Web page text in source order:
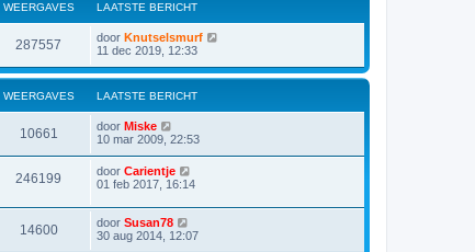
WEERGAVES LAATSTE BERICHT
287557 door Knutselsmurf
11 dec 2019, 12:33
WEERGAVES LAATSTE BERICHT
10661 door Miske
10 mar 2009, 22:53
246199 door Carientje
01 feb 2017, 16:14
14600 door Susan78
30 aug 2014, 12:07